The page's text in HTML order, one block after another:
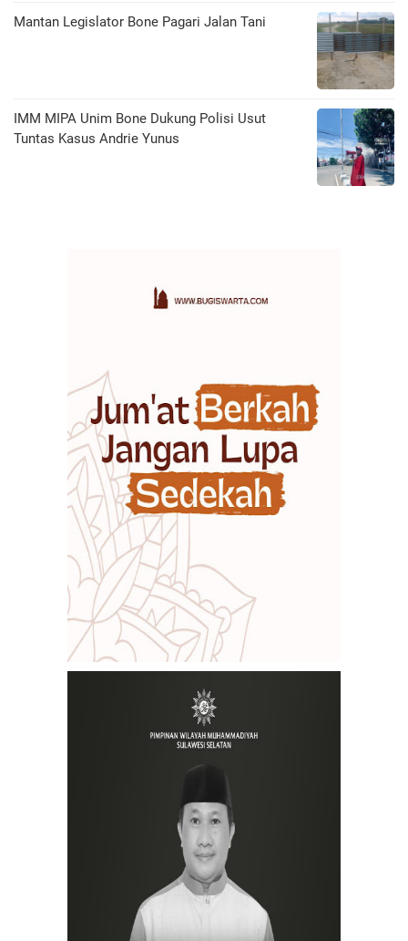
Mantan Legislator Bone Pagari Jalan Tani
IMM MIPA Unim Bone Dukung Polisi Usut
Tuntas Kasus Andrie Yunus